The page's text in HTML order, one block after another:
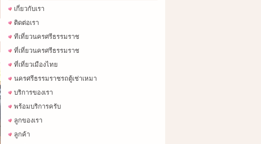
เกี่ยวกับเรา
ติดต่อเรา
ทีเที่ยวนครศรีธรรมราช
ที่เที่ยวนครศรีธรรมราช
ที่เที่ยวเมืองไทย
นครศรีธรรมราชรถตู้เช่าเหมา
บริการของเรา
พร้อมบริการครับ
ลูกของเรา
ลูกค้า